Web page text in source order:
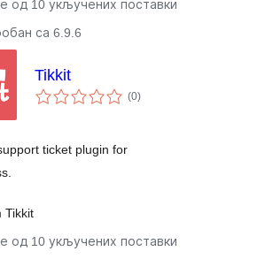
од 10 укључених поставки
са 6.9.6
Tikkit
(0укупних
оцена
)
ticket plugin for
Tikkit
од 10 укључених поставки